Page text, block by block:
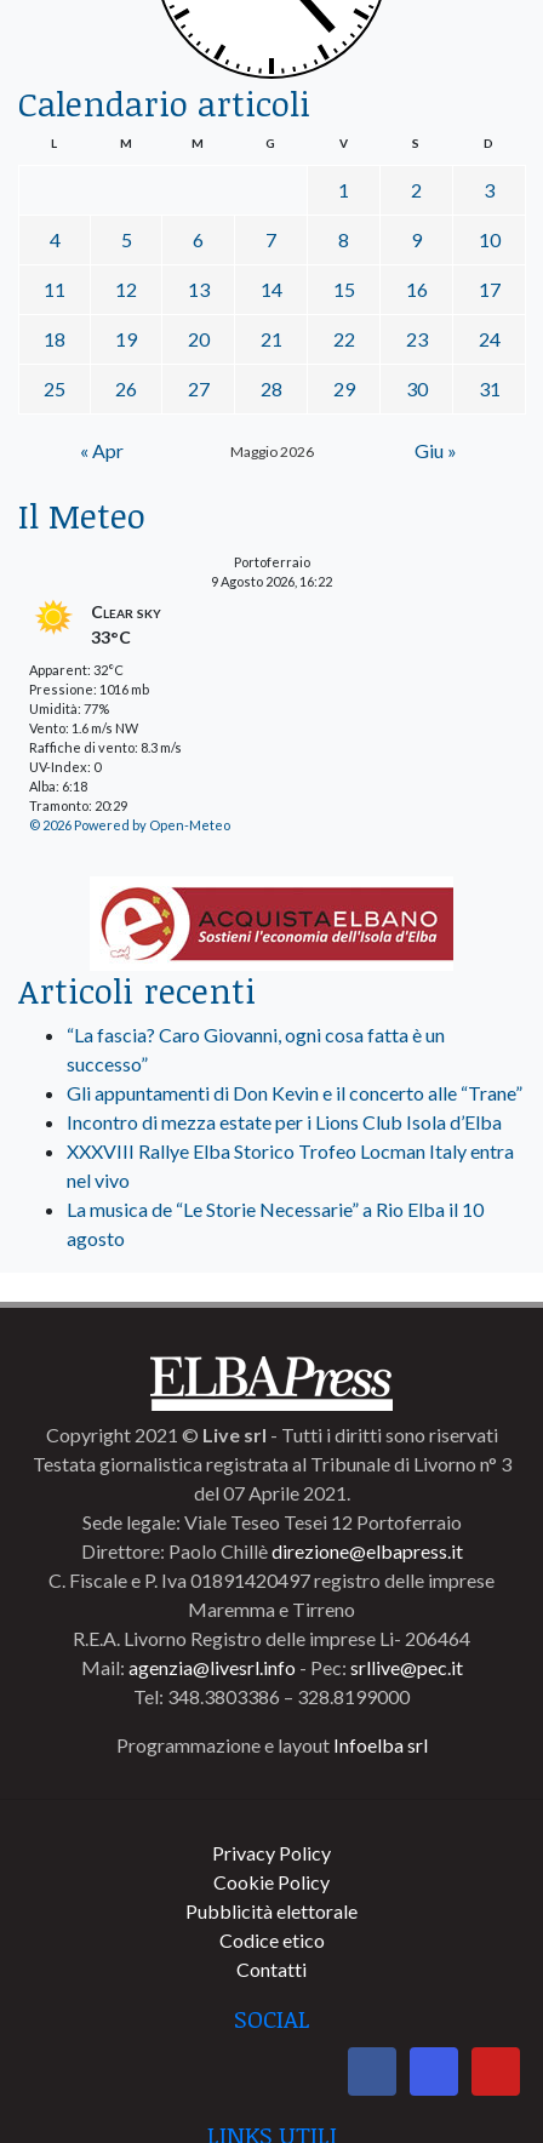
Calendario articoli
Maggio 2026
L M M G V S D
1 2 3
4 5 6 7 8 9 10
11 12 13 14 15 16 17
18 19 20 21 22 23 24
25 26 27 28 29 30 31
« Apr Giu »
Il Meteo
Portoferraio
9 Agosto 2026, 16:22
Clear sky
33°C
Apparent: 32°C
Pressione: 1016 mb
Umidità: 77%
Vento: 1.6 m/s NW
Raffiche di vento: 8.3 m/s
UV-Index: 0
Alba: 6:18
Tramonto: 20:29
© 2026 Powered by Open-Meteo
Articoli recenti
“La fascia? Caro Giovanni, ogni cosa fatta è un
successo”
Gli appuntamenti di Don Kevin e il concerto alle “Trane”
Incontro di mezza estate per i Lions Club Isola d’Elba
XXXVIII Rallye Elba Storico Trofeo Locman Italy entra
nel vivo
La musica de “Le Storie Necessarie” a Rio Elba il 10
agosto
Copyright 2021 © Live srl - Tutti i diritti sono riservati
Testata giornalistica registrata al Tribunale di Livorno n° 3
del 07 Aprile 2021.
Sede legale: Viale Teseo Tesei 12 Portoferraio
Direttore: Paolo Chillèdirezione@elbapress.it
C. Fiscale e P. Iva 01891420497 registro delle imprese
Maremma e Tirreno
R.E.A. Livorno Registro delle imprese Li- 206464
Mail: agenzia@livesrl.info - Pec: srllive@pec.it
Tel: 348.3803386 – 328.8199000
Programmazione e layout Infoelba srl
Privacy Policy
Cookie Policy
Pubblicità elettorale
Codice etico
Contatti
SOCIAL
LINKS UTILI